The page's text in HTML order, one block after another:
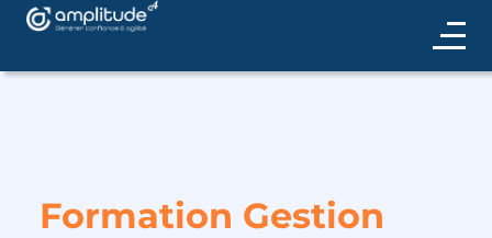
Formation Gestion